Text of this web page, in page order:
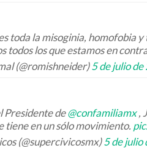
toda la misoginia, homofobia
todos los que estamos en
(@romishneider)5 de julio
Presidente de@confamiliamx,
tiene en un sólo movimiento.
(@supercivicosmx)5 de julio